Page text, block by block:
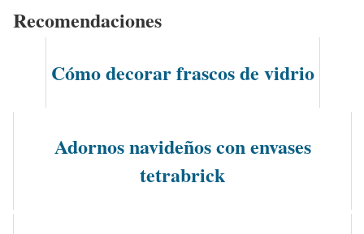
Recomendaciones
Cómo decorar frascos de vidrio
Adornos navideños con envases
tetrabrick